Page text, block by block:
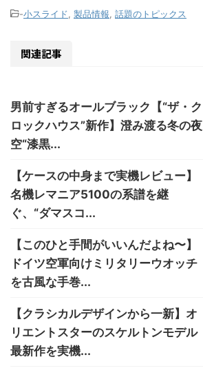
-小スライド 製品情報 話題のトピックス
関連記事
男前すぎるオールブラック【“ザ・ク
ロックハウス”新作】澄み渡る冬の夜
空“漆黒...
【ケースの中身まで実機レビュー】
名機レマニア5100の系譜を継
ぐ、“ダマスコ...
【このひと手間がいいんだよね〜】
ドイツ空軍向けミリタリーウオッチ
を古風な手巻...
【クラシカルデザインから一新】オ
リエントスターのスケルトンモデル
最新作を実機...